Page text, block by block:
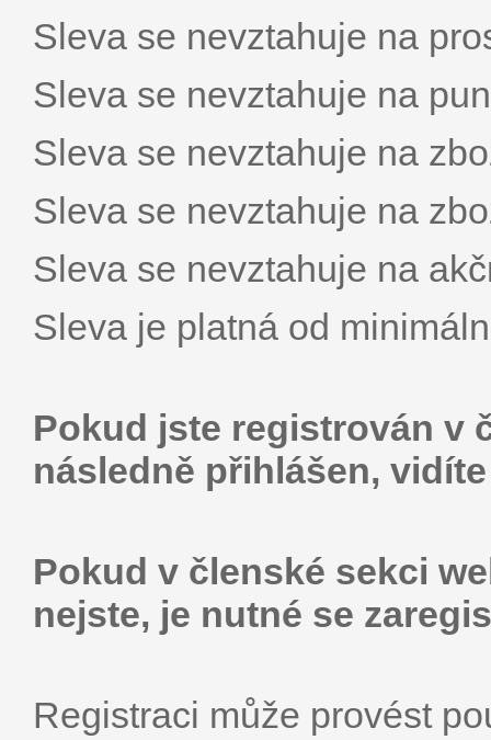
Sleva se nevztahuje na
Sleva se nevztahuje na
Sleva se nevztahuje na
Sleva se nevztahuje na
Sleva se nevztahuje na
Sleva je platná od
Pokud jste registrován v
následně přihlášen,
Pokud v členské sekci
nejste, je nutné se
Registraci může provést